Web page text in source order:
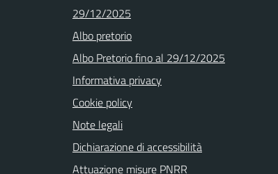
29/12/2025
Albo pretorio
Albo Pretorio fino al 29/12/2025
Informativa privacy
Cookie policy
Note legali
Dichiarazione di accessibilità
Attuazione misure PNRR